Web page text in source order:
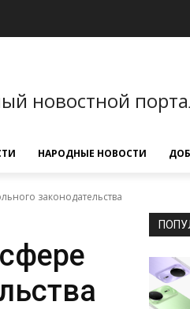
новостной
НАРОДНЫЕ НОВОСТИ
законодательства